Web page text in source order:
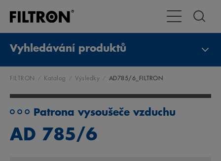
Přepnout
Vyhledávání produktů
FILTRON Katalog Výsledky AD785/6_FILTRON
Patrona vysoušeče vzduchu
AD 785/6